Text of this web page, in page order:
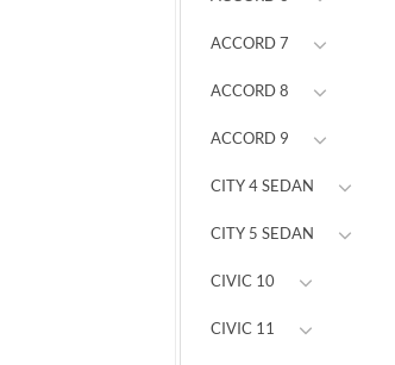
ACCORD 7
ACCORD 8
ACCORD 9
CITY 4 SEDAN
CITY 5 SEDAN
CIVIC 10
CIVIC 11